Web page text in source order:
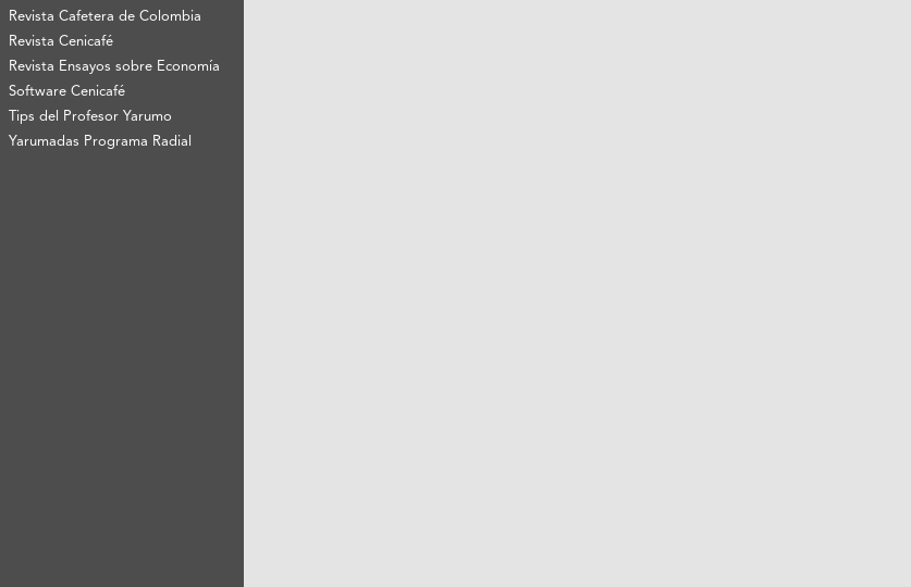
Revista Cafetera de Colombia
Revista Cenicafé
Revista Ensayos sobre Economía
Software Cenicafé
Tips del Profesor Yarumo
Yarumadas Programa Radial